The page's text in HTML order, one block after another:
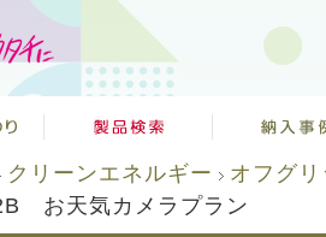
クリーンエネルギー
オフグ
お天気カメラプラン